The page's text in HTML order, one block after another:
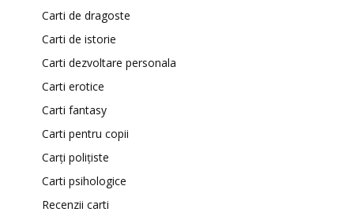
Carti de dragoste
Carti de istorie
Carti dezvoltare personala
Carti erotice
Carti fantasy
Carti pentru copii
Carți polițiste
Carti psihologice
Recenzii carti